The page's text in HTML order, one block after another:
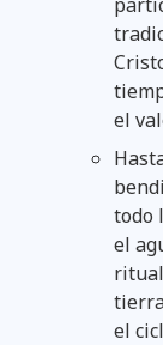
el
todo
el
el